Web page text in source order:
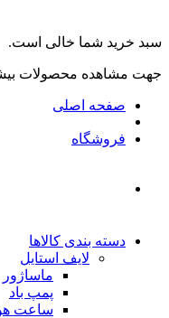
سبد خرید شما خالی است.
جهت مشاهده محصولات
صفحه اصلی
فروشگاه
دسته بندی کالاها
لایف استایل
ماساژور
پمپ باد
ساعت